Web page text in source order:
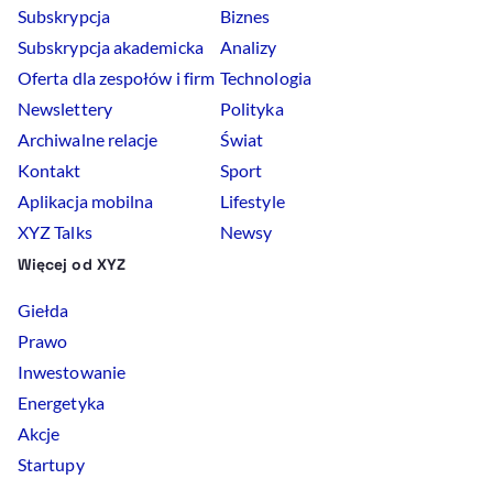
Subskrypcja
Subskrypcja akademicka
Oferta dla zespołów i firm
Newslettery
Archiwalne relacje
Kontakt
Aplikacja mobilna
XYZ Talks
Biznes
Analizy
Technologia
Polityka
Świat
Sport
Lifestyle
Newsy
Więcej od XYZ
Giełda
Prawo
Inwestowanie
Energetyka
Akcje
Startupy